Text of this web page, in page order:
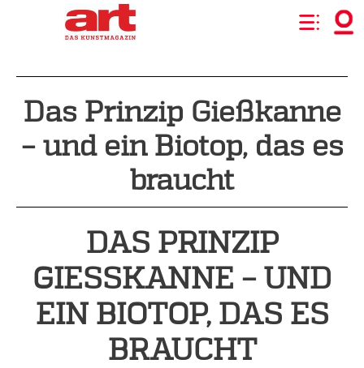
Das Prinzip Gießkanne
– und ein Biotop, das es
braucht
DAS PRINZIP
GIESSKANNE – UND E
IN BIOTOP, DAS ES B
RAUCHT